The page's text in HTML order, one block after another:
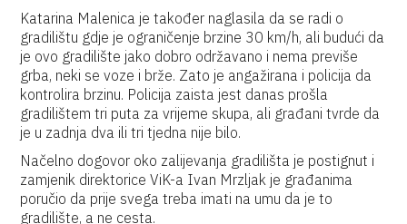
Katarina Malenica je također naglasila da se radi o
gradilištu gdje je ograničenje brzine 30 km/h, ali budući da
je ovo gradilište jako dobro održavano i nema previše
grba, neki se voze i brže. Zato je angažirana i policija da
kontrolira brzinu. Policija zaista jest danas prošla
gradilištem tri puta za vrijeme skupa, ali građani tvrde da
je u zadnja dva ili tri tjedna nije bilo.
Načelno dogovor oko zalijevanja gradilišta je postignut i
zamjenik direktorice ViK-a Ivan Mrzljak je građanima
poručio da prije svega treba imati na umu da je to
gradilište, a ne cesta.